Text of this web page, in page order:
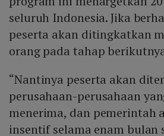
seluruh Indonesia. Jika
peserta akan ditingkatkan
orang pada tahap
“Nantinya peserta akan
perusahaan-perusahaan
menerima, dan pemerintah
insentif selama enam bulan